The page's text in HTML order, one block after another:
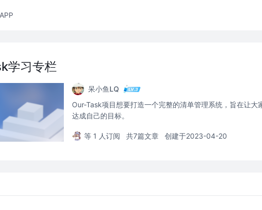
APP
学习专栏
呆小鱼LQ
Our-Task项目想要打造一个完整的清单管理系统，旨在让
达成自己的目标。
等 1 人订阅 共7篇文章 创建于2023-04-20